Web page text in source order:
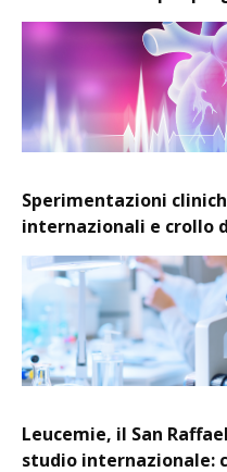
Sperimentazioni
internazionali e crollo
Leucemie, il San
studio internazionale: